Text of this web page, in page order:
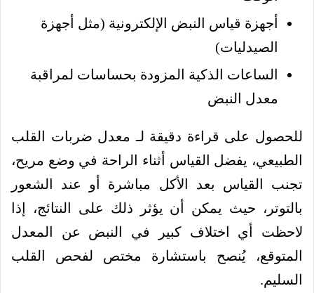
أجهزة قياس النبض الإلكترونية (مثل أجهزة
الصيدليات)
الساعات الذكية المزودة بحساسات لمراقبة
معدل النبض
للحصول على قراءة دقيقة لـ معدل ضربات القلب
الطبيعي، يفضل القياس أثناء الراحة في وضع مريح،
تجنب القياس بعد الأكل مباشرة أو عند الشعور
بالتوتر، حيث يمكن أن يؤثر ذلك على النتائج، إذا
لاحظت أي اختلاف كبير في النبض عن المعدل
المتوقع، يُنصح باستشارة مختص لفحص القلب
السليم.